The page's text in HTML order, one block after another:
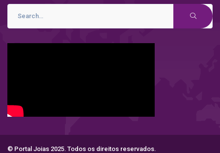
© Portal Joias 2025. Todos os direitos reservados.